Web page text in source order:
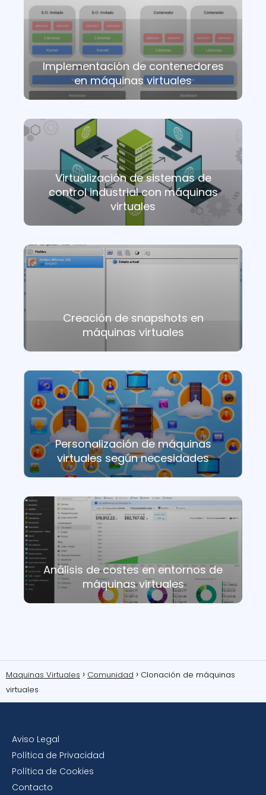
Implementación de contenedores
en máquinas virtuales
Virtualización de sistemas de
control industrial con máquinas
virtuales
Creación de snapshots en
máquinas virtuales
Personalización de máquinas
virtuales según necesidades
Análisis de costes en entornos de
máquinas virtuales
Maquinas Virtuales Comunidad
Clonación de máquinas
virtuales
Aviso Legal
Política de Privacidad
Política de Cookies
Contacto